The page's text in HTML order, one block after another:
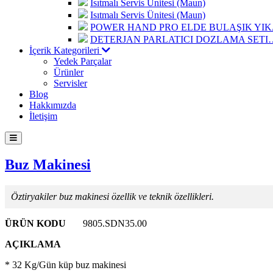
Isıtmalı Servis Ünitesi (Maun)
Isıtmalı Servis Ünitesi (Maun)
POWER HAND PRO ELDE BULAŞIK
DETERJAN PARLATICI DOZLAMA
İçerik Kategorileri
Yedek Parçalar
Ürünler
Servisler
Blog
Hakkımızda
İletişim
Buz Makinesi
Öztiryakiler buz makinesi özellik ve teknik özellikleri.
ÜRÜN KODU
9805.SDN35.00
AÇIKLAMA
* 32 Kg/Gün küp buz makinesi